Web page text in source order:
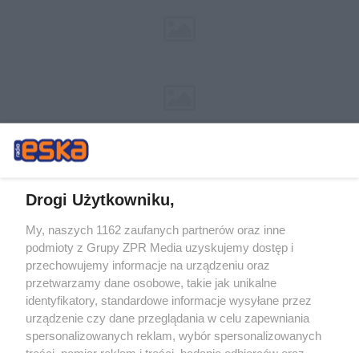
Żaden utwór zamieszczony w serwisie nie może być powielany i
rozpowszechniany lub dalej rozpowszechniany w jakikolwiek sposób (w
tym także elektroniczny lub mechaniczny) na jakimkolwiek polu
eksploatacji w jakiejkolwiek formie, włącznie z umieszczaniem w Internecie
bez pisemnej zgody właściciela praw. Jakiekolwiek użycie lub
wykorzystanie utworów w całości lub w części z naruszeniem prawa, tzn.
bez właściwej zgody, jest zabronione pod groźbą kary i może być ścigane
prawnie.
Drogi Użytkowniku,
My, naszych 1162 zaufanych partnerów oraz inne
podmioty z Grupy ZPR Media uzyskujemy dostęp i
przechowujemy informacje na urządzeniu oraz
przetwarzamy dane osobowe, takie jak unikalne
identyfikatory, standardowe informacje wysyłane przez
urządzenie czy dane przeglądania w celu zapewniania
spersonalizowanych reklam, wybór spersonalizowanych